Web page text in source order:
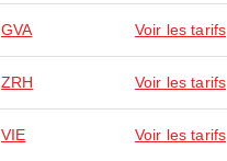
GVA Voir les tarifs
ZRH Voir les tarifs
VIE Voir les tarifs